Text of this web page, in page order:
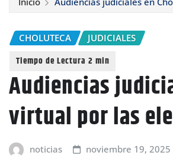
CHOLUTECA JUDICIALES
Audiencias
virtual por las
noticias noviembre 19, 2025